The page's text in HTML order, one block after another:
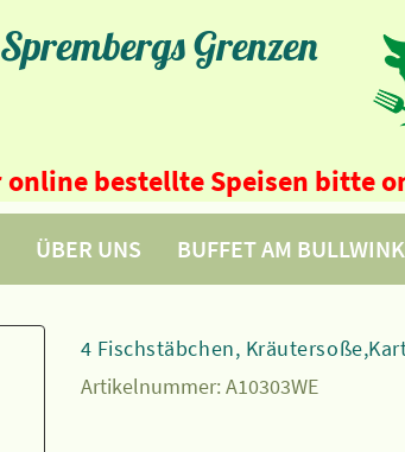
Grenzen
bestellte Speisen bitte
ÜBER UNS BUFFET AM
4 Fischstäbchen,
Artikelnummer: A10303WE